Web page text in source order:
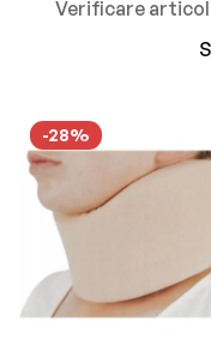
Verificare
-28%